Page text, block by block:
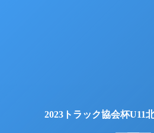
2023トラック協会杯